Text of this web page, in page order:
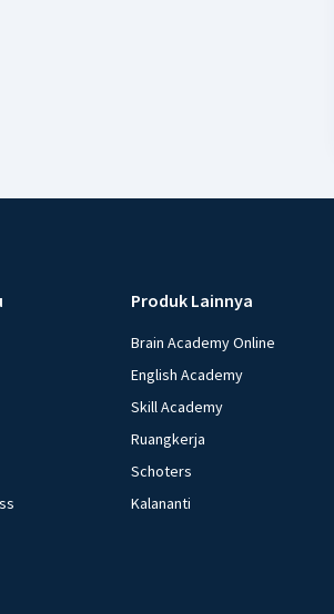
Produk Lainnya
Brain Academy Online
English Academy
Skill Academy
Ruangkerja
Schoters
Kalananti